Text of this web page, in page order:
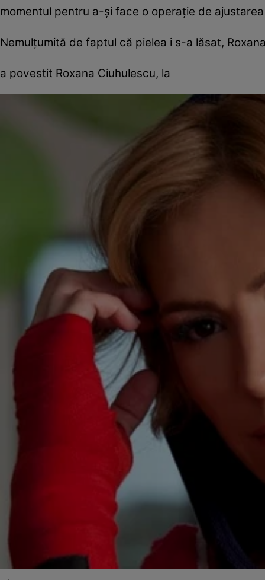
momentul pentru a-şi face o operaţie de
Nemulţumită de faptul că pielea i s-a lăsat,
a povestit Roxana Ciuhulescu, la